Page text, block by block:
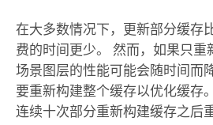
在大多数情况下，更新部分缓存
费的时间更少。 然而，如果只重
场景图层的性能可能会随时间而
要重新构建整个缓存以优化缓存
连续十次部分重新构建缓存之后